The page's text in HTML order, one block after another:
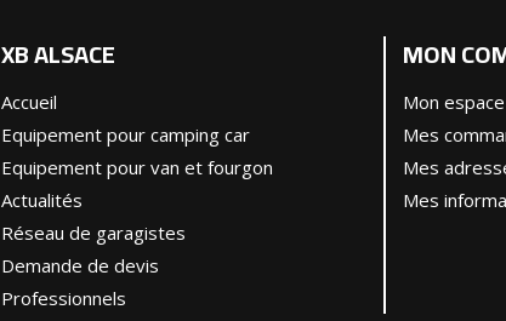
XB ALSACE
Accueil
Equipement pour camping car
Equipement pour van et fourgon
Actualités
Réseau de garagistes
Demande de devis
Professionnels
MON
Mon espace
Mes
Mes
Mes